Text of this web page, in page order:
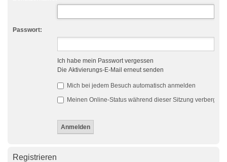
Passwort:
Ich habe mein Passwort vergessen
Die Aktivierungs-E-Mail erneut senden
Mich bei jedem Besuch automatisch anmelden
Meinen Online-Status während dieser Sitzung verbergen
Registrieren